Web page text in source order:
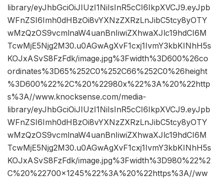
library/eyJhbGciOiJIUzI1NiIsInR5cCI6IkpXVCJ9.eyJpb
WFnZSI6Imh0dHBzOi8vYXNzZXRzLnJibC5tcy8yOTY
wMzQzOS9vcmlnaW4uanBnIiwiZXhwaXJlc19hdCI6M
TcwMjE5Njg2M30.u0AGwAgXvF1cxj1IvmY3kbKINhH5s
KOJxASvS8FzFdk/image.jpg%3Fwidth%3D600%26co
ordinates%3D65%252C0%252C66%252C0%26height
%3D600%22%2C%20%22980x%22%3A%20%22http
s%3A//www.knocksense.com/media-
library/eyJhbGciOiJIUzI1NiIsInR5cCI6IkpXVCJ9.eyJpb
WFnZSI6Imh0dHBzOi8vYXNzZXRzLnJibC5tcy8yOTY
wMzQzOS9vcmlnaW4uanBnIiwiZXhwaXJlc19hdCI6M
TcwMjE5Njg2M30.u0AGwAgXvF1cxj1IvmY3kbKINhH5s
KOJxASvS8FzFdk/image.jpg%3Fwidth%3D980%22%2
C%20%22700×1245%22%3A%20%22https%3A//ww